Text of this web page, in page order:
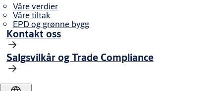
Våre verdier
Våre tiltak
EPD og grønne bygg
Kontakt oss
Salgsvilkår og Trade Compliance